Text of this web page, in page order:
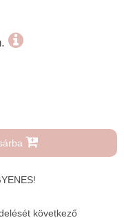
következő